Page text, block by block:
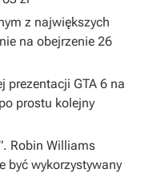
z największych
na obejrzenie 26
prezentacji GTA 6 na
prostu kolejny
Robin Williams
być wykorzystywany